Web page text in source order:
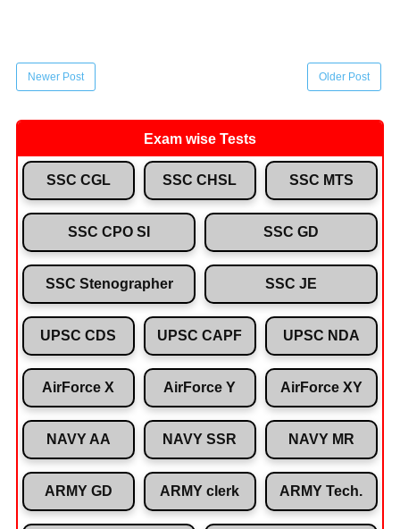
Newer Post Older Post
Exam wise Tests
SSC CGL SSC CHSL SSC MTS
SSC CPO SI SSC GD
SSC Stenographer SSC JE
UPSC CDS UPSC CAPF UPSC NDA
AirForce X AirForce Y AirForce XY
NAVY AA NAVY SSR NAVY MR
ARMY GD ARMY clerk ARMY Tech.